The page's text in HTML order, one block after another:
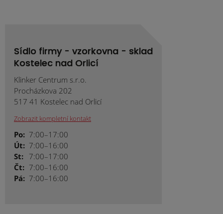
Sídlo firmy - vzorkovna - sklad
Kostelec nad Orlicí
Klinker Centrum s.r.o.
Procházkova 202
517 41 Kostelec nad Orlicí
Zobrazit kompletní kontakt
Po: 7:00–17:00
Út: 7:00–16:00
St: 7:00–17:00
Čt: 7:00–16:00
Pá: 7:00–16:00